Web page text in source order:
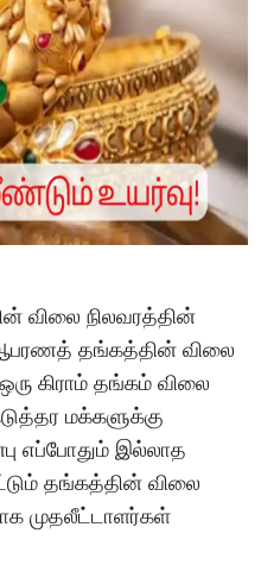
விலை நிலவரத்தின்
தங்கத்தின் விலை
கிராம் தங்கம் விலை
மக்களுக்கு
எப்போதும் இல்லாத
தங்கத்தின் விலை
முதலீட்டாளர்கள்